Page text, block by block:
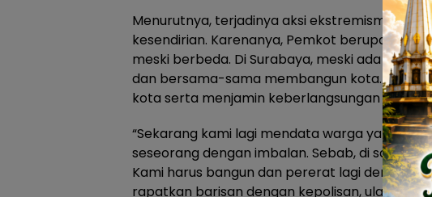
Menurutnya, terjadinya aksi ekstremisme
kesendirian. Karenanya, Pemkot berupaya
meski berbeda. Di Surabaya, meski ada
dan bersama-sama membangun kota. Dan
kota serta menjamin keberlangsungan
“Sekarang kami lagi mendata warga yang
seseorang dengan imbalan. Sebab, di saat
Kami harus bangun dan pererat lagi dengan
rapatkan barisan dengan kepolisan, ulama